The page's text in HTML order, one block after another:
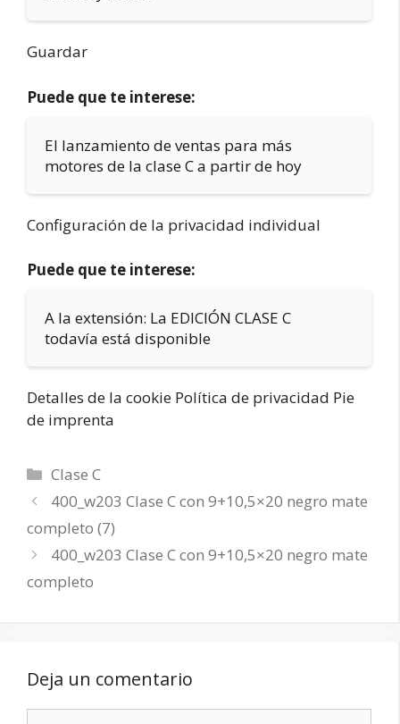
Guardar
Puede que te interese:
El lanzamiento de ventas para más
motores de la clase C a partir de hoy
Configuración de la privacidad individual
Puede que te interese:
A la extensión: La EDICIÓN CLASE C
todavía está disponible
Detalles de la cookie Política de privacidad Pie
de imprenta
Categorías
Clase C
400_w203 Clase C con 9+10,5×20 negro mate
completo (7)
400_w203 Clase C con 9+10,5×20 negro mate
completo
Deja un comentario